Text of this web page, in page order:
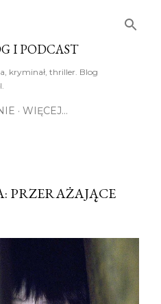
I PODCAST
kryminał, thriller. Blog
WIĘCEJ…
PRZERAŻAJĄCE